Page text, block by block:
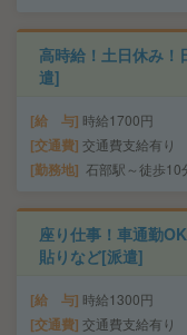
高時給！土日休み！
遣]
給 与 時給1700円
交通費 交通費支給有り
勤務地 石部駅～徒歩
座り仕事！車通勤
貼りなど[派遣]
給 与 時給1300円
交通費 交通費支給有り